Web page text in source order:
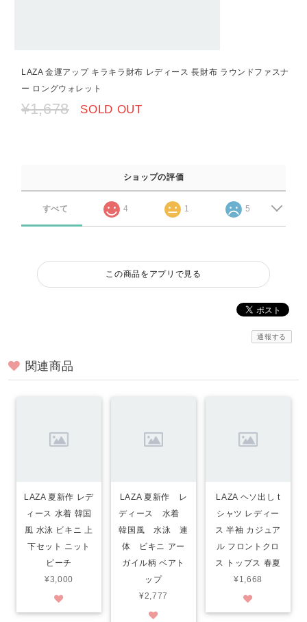
LAZA 金運アップ キラキラ財布 レディース 長財布 ラウンドファスナ
ー ロングウォレット
¥1,678 SOLD OUT
ショップの評価
すべて 4 1 5
この商品をアプリで見る
通報する
関連商品
LAZA 夏新作 レデ
ィース 水着 韓国
風 水泳 ビキニ 上
下セット ニット
ビーチ
¥3,000
LAZA 夏新作 レ
ディース 水着
韓国風 水泳 連
体 ビキニ アー
ガイル柄 ベアト
ップ
¥2,777
LAZA ヘソ出し t
シャツ レディー
ス 半袖 カジュア
ル フロントクロ
ス トップス 春夏
¥1,668